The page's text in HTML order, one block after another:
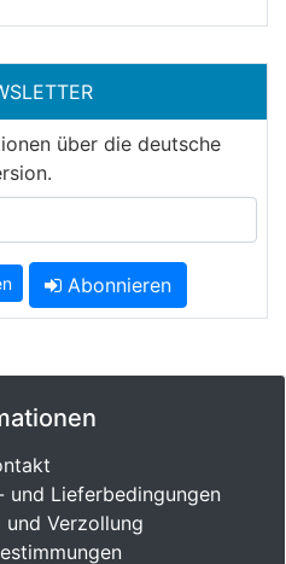
über die deutsche
Abonnieren
und Lieferbedingungen
und Verzollung